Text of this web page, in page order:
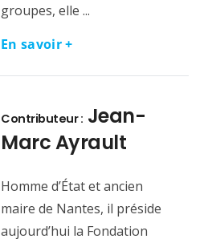
groupes, elle ...
En savoir +
Contributeur : Jean-
Marc Ayrault
Homme d’État et ancien
maire de Nantes, il préside
aujourd’hui la Fondation